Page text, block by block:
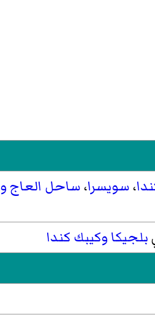
،سويسرا،ساحل العاج
بلجيكا وكيبك كندا